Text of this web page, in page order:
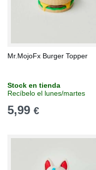
Mr.MojoFx Burger Topper
Stock en tienda
Recíbelo el lunes/martes
5,99 €